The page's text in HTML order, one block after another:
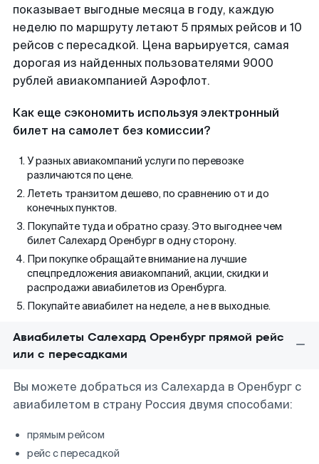
показывает выгодные месяца в году, каждую
неделю по маршруту летают 5 прямых рейсов и 10
рейсов с пересадкой. Цена варьируется, самая
дорогая из найденных пользователями 9000
рублей авиакомпанией Аэрофлот.
Как еще сэкономить используя электронный
билет на самолет без комиссии?
У разных авиакомпаний услуги по перевозке
различаются по цене.
Лететь транзитом дешево, по сравнению от и до
конечных пунктов.
Покупайте туда и обратно сразу. Это выгоднее чем
билет Салехард Оренбург в одну сторону.
При покупке обращайте внимание на лучшие
спецпредложения авиакомпаний, акции, скидки и
распродажи авиабилетов из Оренбурга.
Покупайте авиабилет на неделе, а не в выходные.
Авиабилеты Салехард Оренбург прямой рейс
или с пересадками
Вы можете добраться из Салехарда в Оренбург с
авиабилетом в страну Россия двумя способами:
прямым рейсом
рейс с пересадкой